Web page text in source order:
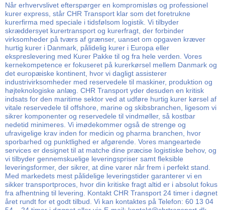
Når erhvervslivet efterspørger en kompromisløs og professionel
kurer express, står CHR Transport klar som det foretrukne
kurerfirma med speciale i tidsfølsom logistik. Vi tilbyder
skræddersyet kurertransport og kurerfragt, der forbinder
virksomheder på tværs af grænser, uanset om opgaven kræver
hurtig kurer i Danmark, pålidelig kurer i Europa eller
ekspreslevering med Kurer Pakke til og fra hele verden. Vores
kernekompetence er fokuseret på kurerkørsel mellem Danmark og
det europæiske kontinent, hvor vi dagligt assisterer
industrivirksomheder med reservedele til maskiner, produktion og
højteknologiske anlæg. CHR Transport yder desuden en kritisk
indsats for den maritime sektor ved at udføre hurtig kurer kørsel af
vitale reservedele til offshore, marine og skibsbranchen, ligesom vi
sikrer komponenter og reservedele til vindmøller, så kostbar
nedetid minimeres. Vi imødekommer også de strenge og
ufravigelige krav inden for medicin og pharma branchen, hvor
sporbarhed og punktlighed er afgørende. Vores mangeartede
services er designet til at matche dine præcise logistiske behov, og
vi tilbyder gennemskuelige leveringspriser samt fleksible
leveringsformer, der sikrer, at dine varer når frem i perfekt stand.
Med markedets mest pålidelige leveringstider garanterer vi en
sikker transportproces, hvor din kritiske fragt altid er i absolut fokus
fra afhentning til levering. Kontakt CHR Transport 24 timer i døgnet
året rundt for et godt tilbud. Vi kan kontaktes på Telefon: 60 13 04